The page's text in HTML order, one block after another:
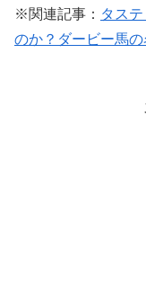
※関連記事： タス
のか？ダービー馬